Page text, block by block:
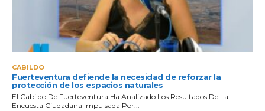
CABILDO
Fuerteventura defiende la necesidad de reforzar la
protección de los espacios naturales
El Cabildo De Fuerteventura Ha Analizado Los Resultados De La
Encuesta Ciudadana Impulsada Por...